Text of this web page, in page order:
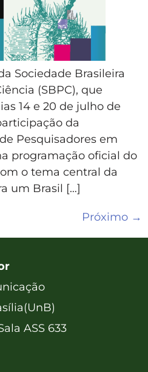
Sociedade Brasileira
(SBPC), que
14 e 20 de julho de
da
Pesquisadores em
programação oficial do
o tema central da
um Brasil […]
Próximo →
ASS 633